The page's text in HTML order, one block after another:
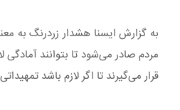
به گزارش ایسنا هشدار زردرنگ به
مردم صادر می‌شود تا بتوانند
قرار می‌گیرند تا اگر لازم باشد